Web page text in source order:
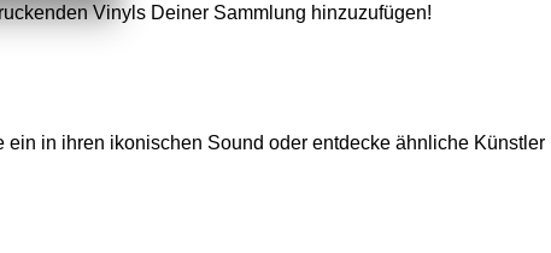
Vinyls Deiner Sammlung hinzuzufügen!
in ihren ikonischen Sound oder entdecke ähnliche Künstler